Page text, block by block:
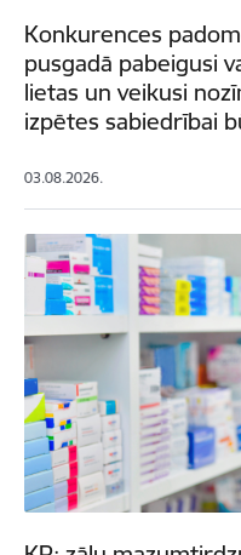
Konkurences
pusgadā pabeigusi
lietas un veikusi
izpētes sabiedrībai
03.08.2026.